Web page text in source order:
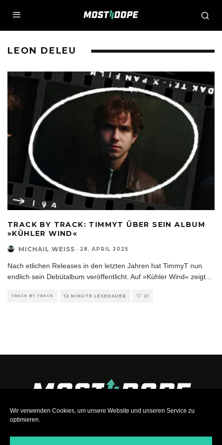
Wir verwenden Cookies, um unsere Website und unseren Service zu
optimieren.
LEON DELEU
TRACK BY TRACK: TIMMYT ÜBER SEIN ALBUM
»KÜHLER WIND«
MICHAIL WEISS · 28. APRIL 2025
Nach etlichen Releases in den letzten Jahren hat TimmyT nun
endlich sein Debütalbum veröffentlicht. Auf »Kühler Wind« zeigt
TRACK BY TRACK 12 MINUTE LESEDAUER 21